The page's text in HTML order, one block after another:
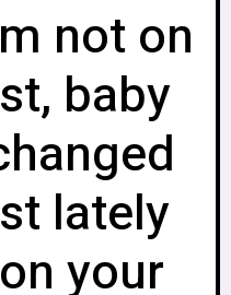
not on
baby
lately
your